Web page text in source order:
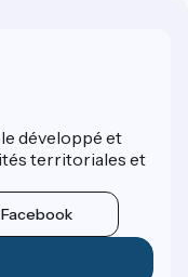
développé et
territoriales et
Facebook